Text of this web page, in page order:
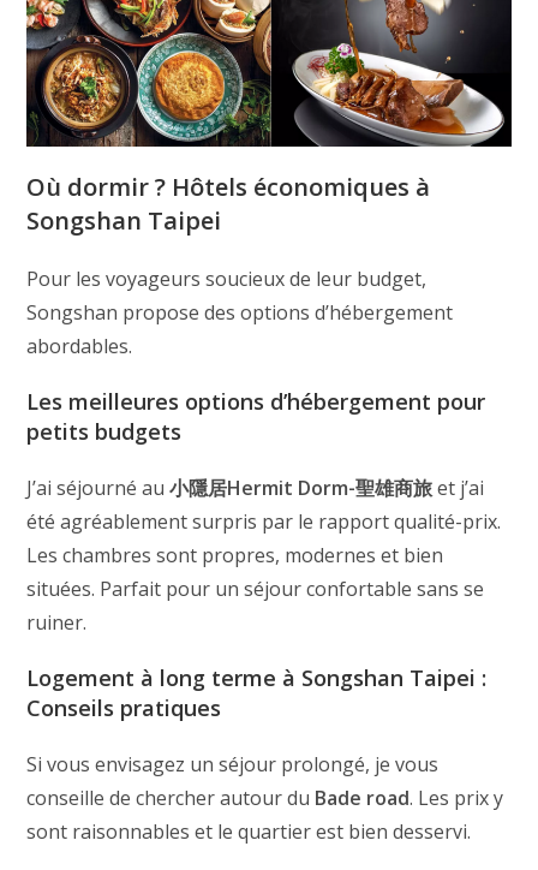
Où dormir ? Hôtels économiques à
Songshan Taipei
Pour les voyageurs soucieux de leur budget,
Songshan propose des options d’hébergement
abordables.
Les meilleures options d’hébergement pour
petits budgets
J’ai séjourné au小隱居Hermit Dorm-聖雄商旅et j’ai
été agréablement surpris par le rapport qualité-prix.
Les chambres sont propres, modernes et bien
situées. Parfait pour un séjour confortable sans se
ruiner.
Logement à long terme à Songshan Taipei :
Conseils pratiques
Si vous envisagez un séjour prolongé, je vous
conseille de chercher autour du Bade road. Les prix y
sont raisonnables et le quartier est bien desservi.